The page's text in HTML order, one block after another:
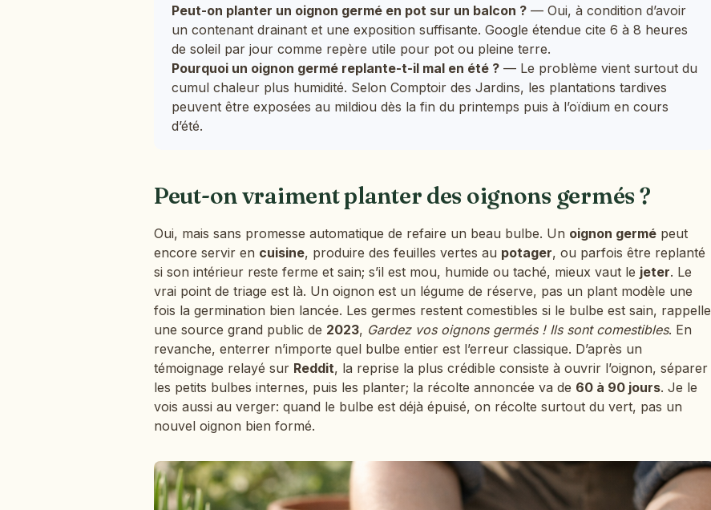
Peut-on planter un oignon germé en pot sur un balcon ? — Oui, à condition d’avoir
un contenant drainant et une exposition suffisante. Google étendue cite 6 à 8 heures
de soleil par jour comme repère utile pour pot ou pleine terre.
Pourquoi un oignon germé replante-t-il mal en été ? — Le problème vient surtout du
cumul chaleur plus humidité. Selon Comptoir des Jardins, les plantations tardives
peuvent être exposées au mildiou dès la fin du printemps puis à l’oïdium en cours
d’été.
Peut-on vraiment planter des oignons germés ?
Oui, mais sans promesse automatique de refaire un beau bulbe. Un oignon germé peut
encore servir en cuisine, produire des feuilles vertes au potager, ou parfois être replanté
si son intérieur reste ferme et sain; s’il est mou, humide ou taché, mieux vaut le jeter. Le
vrai point de triage est là. Un oignon est un légume de réserve, pas un plant modèle une
fois la germination bien lancée. Les germes restent comestibles si le bulbe est sain, rappelle
une source grand public de 2023, Gardez vos oignons germés ! Ils sont comestibles. En
revanche, enterrer n’importe quel bulbe entier est l’erreur classique. D’après un
témoignage relayé sur Reddit, la reprise la plus crédible consiste à ouvrir l’oignon, séparer
les petits bulbes internes, puis les planter; la récolte annoncée va de 60 à 90 jours. Je le
vois aussi au verger: quand le bulbe est déjà épuisé, on récolte surtout du vert, pas un
nouvel oignon bien formé.